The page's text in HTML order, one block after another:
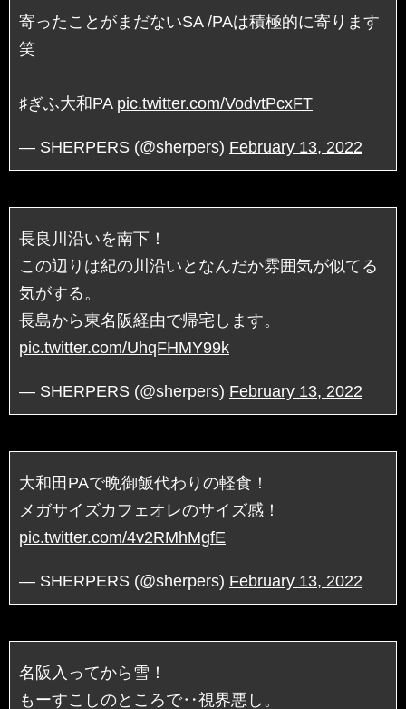
寄ったことがまだないSA /PAは積極的に寄ります
笑
♯ぎふ大和PA pic.twitter.com/VodvtPcxFT
— SHERPERS (@sherpers) February 13, 2022
長良川沿いを南下！
この辺りは紀の川沿いとなんだか雰囲気が似てる
気がする。
長島から東名阪経由で帰宅します。
pic.twitter.com/UhqFHMY99k
— SHERPERS (@sherpers) February 13, 2022
大和田PAで晩御飯代わりの軽食！
メガサイズカフェオレのサイズ感！
pic.twitter.com/4v2RMhMgfE
— SHERPERS (@sherpers) February 13, 2022
名阪入ってから雪！
もーすこしのところで‥視界悪し。